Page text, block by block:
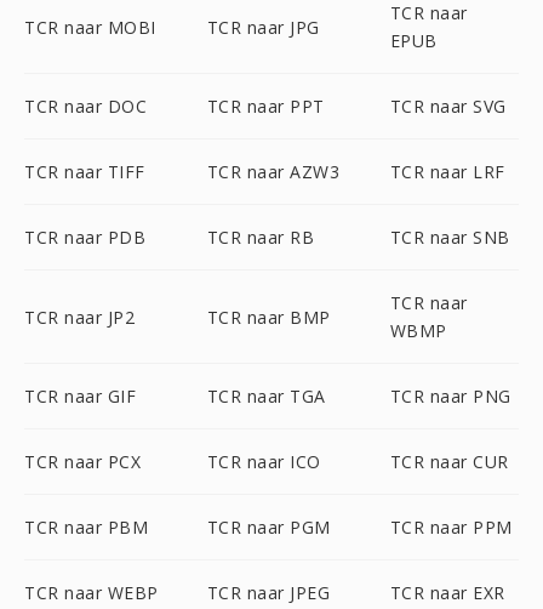
TCR naar MOBI TCR naar JPG
TCR naar
EPUB
TCR naar DOC TCR naar PPT TCR naar SVG
TCR naar TIFF TCR naar AZW3 TCR naar LRF
TCR naar PDB TCR naar RB TCR naar SNB
TCR naar JP2 TCR naar BMP
TCR naar
WBMP
TCR naar GIF TCR naar TGA TCR naar PNG
TCR naar PCX TCR naar ICO TCR naar CUR
TCR naar PBM TCR naar PGM TCR naar PPM
TCR naar WEBP TCR naar JPEG TCR naar EXR